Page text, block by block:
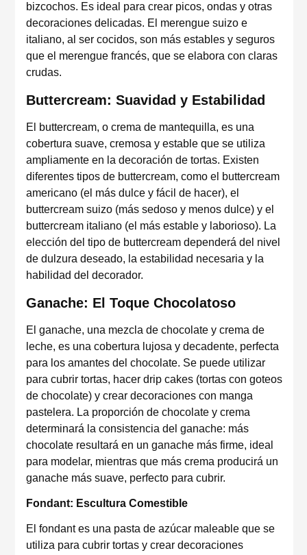
bizcochos. Es ideal para crear picos, ondas y otras
decoraciones delicadas. El merengue suizo e
italiano, al ser cocidos, son más estables y seguros
que el merengue francés, que se elabora con claras
crudas.
Buttercream: Suavidad y Estabilidad
El buttercream, o crema de mantequilla, es una
cobertura suave, cremosa y estable que se utiliza
ampliamente en la decoración de tortas. Existen
diferentes tipos de buttercream, como el buttercream
americano (el más dulce y fácil de hacer), el
buttercream suizo (más sedoso y menos dulce) y el
buttercream italiano (el más estable y laborioso). La
elección del tipo de buttercream dependerá del nivel
de dulzura deseado, la estabilidad necesaria y la
habilidad del decorador.
Ganache: El Toque Chocolatoso
El ganache, una mezcla de chocolate y crema de
leche, es una cobertura lujosa y decadente, perfecta
para los amantes del chocolate. Se puede utilizar
para cubrir tortas, hacer drip cakes (tortas con goteos
de chocolate) y crear decoraciones con manga
pastelera. La proporción de chocolate y crema
determinará la consistencia del ganache: más
chocolate resultará en un ganache más firme, ideal
para modelar, mientras que más crema producirá un
ganache más suave, perfecto para cubrir.
Fondant: Escultura Comestible
El fondant es una pasta de azúcar maleable que se
utiliza para cubrir tortas y crear decoraciones